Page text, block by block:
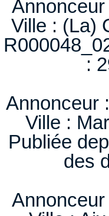
Ville : (La)
:
Annonceur
Ville :
Publiée
des